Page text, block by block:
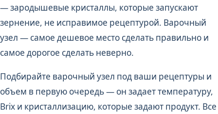
— зародышевые кристаллы, которые запускают
зернение, не исправимое рецептурой. Варочный
узел — самое дешевое место сделать правильно и
самое дорогое сделать неверно.
Подбирайте варочный узел под ваши рецептуры и
объем в первую очередь — он задает температуру,
Brix и кристаллизацию, которые задают продукт. Все